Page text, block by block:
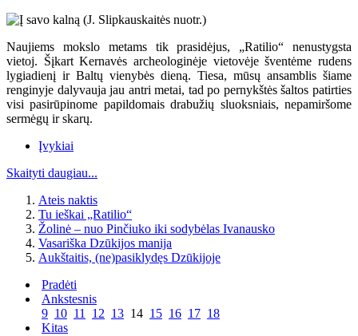
Naujiems mokslo metams tik prasidėjus, „Ratilio“ nenustygsta
vietoj. Šįkart Kernavės archeologinėje vietovėje šventėme rudens
lygiadienį ir Baltų vienybės dieną. Tiesa, mūsų ansamblis šiame
renginyje dalyvauja jau antri metai, tad po pernykštės šaltos patirties
visi pasirūpinome papildomais drabužių sluoksniais, nepamiršome
sermėgų ir skarų.
Įvykiai
Skaityti daugiau...
Ateis naktis
Tu ieškai „Ratilio“
Žolinė – nuo Pinčiuko iki sodybėlas Ivanausko
Vasariška Dzūkijos manija
Aukštaitis, (ne)pasiklydęs Dzūkijoje
Pradėti
Ankstesnis
9 10 11 12 13 14 15 16 17 18
Kitas